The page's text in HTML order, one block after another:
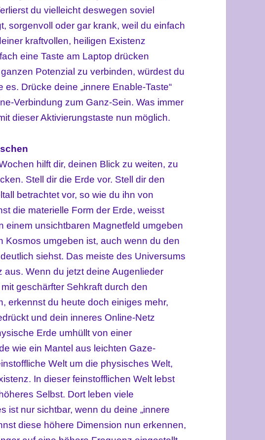
du vielleicht deswegen soviel
sorgenvoll oder gar krank, weil du einfach
kraftvollen, heiligen Existenz
eine Taste am Laptop drücken
Potenzial zu verbinden, würdest du
Drücke deine „innere Enable-Taste“
Verbindung zum Ganz-Sein. Was immer
dieser Aktivierungstaste nun möglich.
hilft dir, deinen Blick zu weiten, zu
Stell dir die Erde vor. Stell dir den
betrachtet vor, so wie du ihn von
die materielle Form der Erde, weisst
einem unsichtbaren Magnetfeld umgeben
Kosmos umgeben ist, auch wenn du den
siehst. Das meiste des Universums
aus. Wenn du jetzt deine Augenlieder
geschärfter Sehkraft durch den
erkennst du heute doch einiges mehr,
und dein inneres Online-Netz
Erde umhüllt von einer
wie ein Mantel aus leichten Gaze-
Welt um die physisches Welt,
In dieser feinstofflichen Welt lebst
Selbst. Dort leben viele
ist nur sichtbar, wenn du deine „innere
diese höhere Dimension nun erkennen,